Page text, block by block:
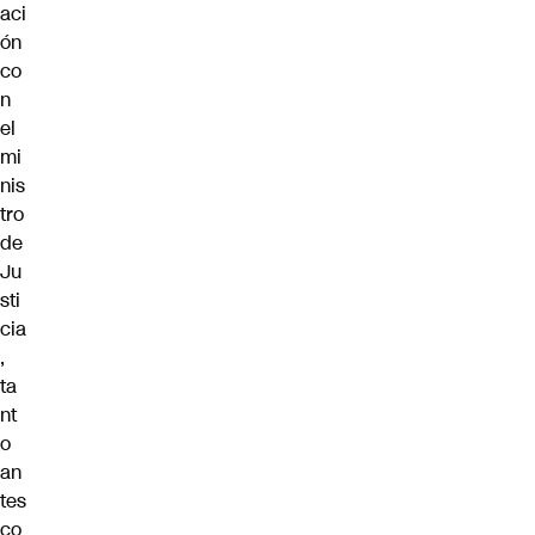
aci
ón
co
n
el
mi
nis
tro
de
Ju
sti
cia
,
ta
nt
o
an
tes
co